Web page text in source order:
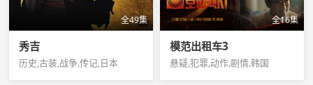
全49集
秀吉
历史,古装,战争,传记,日本
全16集
模范出租车3
悬疑,犯罪,动作,剧情,韩国